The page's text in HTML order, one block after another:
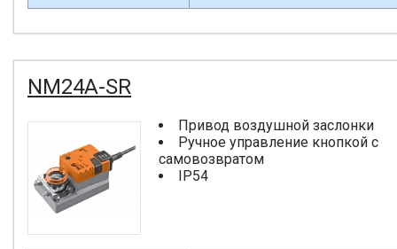
NM24A-SR
Привод воздушной заслонки
Ручное управление кнопкой с
самовозвратом
IP54